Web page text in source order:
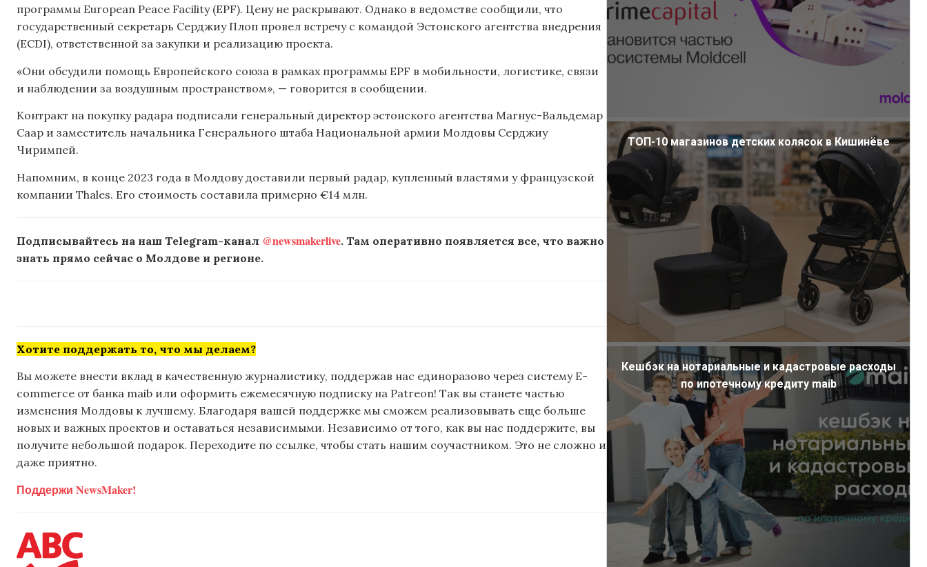
программы European Peace Facility (EPF). Цену не раскрывают. Однако в ведомстве сообщили, что
государственный секретарь Серджиу Плоп провел встречу с командой Эстонского агентства внедрения
(ECDI), ответственной за закупки и реализацию проекта.
«Они обсудили помощь Европейского союза в рамках программы EPF в мобильности, логистике, связи
и наблюдении за воздушным пространством», — говорится в сообщении.
Контракт на покупку радара подписали генеральный директор эстонского агентства Магнус-Вальдемар
Саар и заместитель начальника Генерального штаба Национальной армии Молдовы Серджиу
Чиримпей.
Напомним, в конце 2023 года в Молдову доставили первый радар, купленный властями у французской
компании Thales. Его стоимость составила примерно €14 млн.
Подписывайтесь на наш Telegram-канал @newsmakerlive. Там оперативно появляется все, что важно
знать прямо сейчас о Молдове и регионе.
Хотите поддержать то, что мы делаем?
Вы можете внести вклад в качественную журналистику, поддержав нас единоразово через систему E-
commerce от банка maib или оформить ежемесячную подписку на Patreon! Так вы станете частью
изменения Молдовы к лучшему. Благодаря вашей поддержке мы сможем реализовывать еще больше
новых и важных проектов и оставаться независимыми. Независимо от того, как вы нас поддержите, вы
получите небольшой подарок. Переходите по ссылке, чтобы стать нашим соучастником. Это не сложно и
даже приятно.
Поддержи NewsMaker!
ТОП-10 магазинов детских колясок в Кишинёве
Кешбэк на нотариальные и кадастровые расходы
по ипотечному кредиту maib